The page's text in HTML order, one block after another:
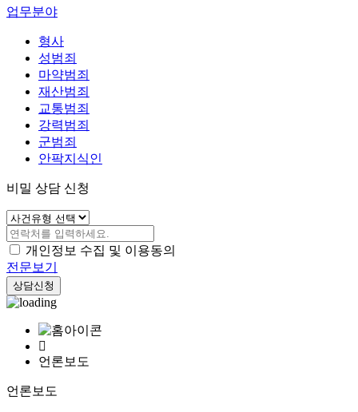
업무분야
형사
성범죄
마약범죄
재산범죄
교통범죄
강력범죄
군범죄
안팍지식인
비밀 상담 신청
개인정보 수집 및 이용동의
전문보기
상담신청
언론보도
언론보도